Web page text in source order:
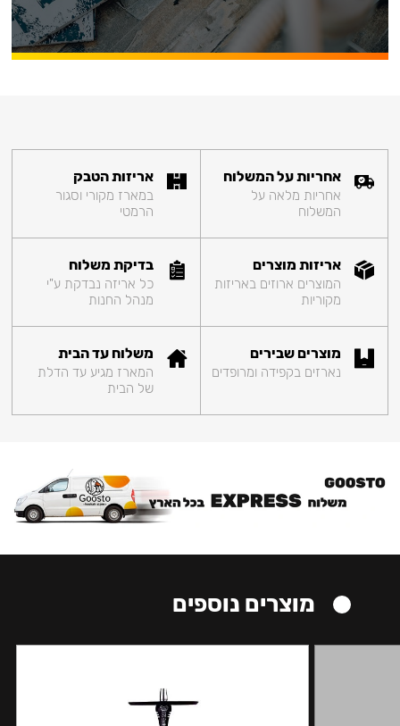
אחריות על המשלוח
אחריות מלאה על
המשלוח
אריזות הטבק
במארז מקורי וסגור
הרמטי
אריזות מוצרים
המוצרים ארוזים באריזות
מקוריות
בדיקת משלוח
כל אריזה נבדקת ע"י
מנהל החנות
מוצרים שבירים
נארזים בקפידה ומרופדים
משלוח עד הבית
המארז מגיע עד הדלת
של הבית
מוצרים נוספים